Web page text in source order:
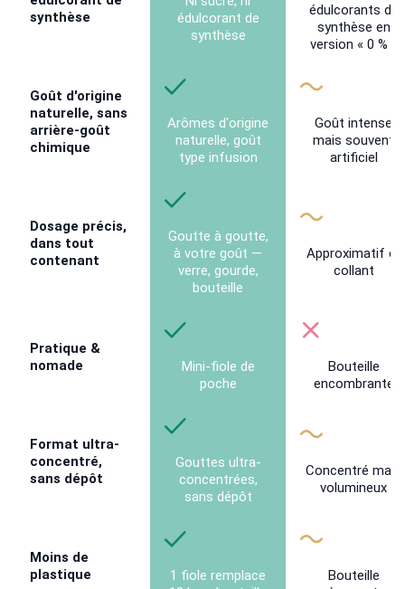
synthèse
édulcorant de
synthèse
édulcorants de
synthèse en
version « 0 % »
Goût d'origine
naturelle, sans
arrière-goût
chimique
Arômes d'origine
naturelle, goût
type infusion
Goût intense
mais souvent
artificiel
Dosage précis,
dans tout
contenant
Goutte à goutte,
à votre goût —
verre, gourde,
bouteille
Approximatif et
collant
Pratique &
nomade
Mini-fiole de
poche
Bouteille
encombrante
Format ultra-
concentré,
sans dépôt
Gouttes ultra-
concentrées,
sans dépôt
Concentré mais
volumineux
Moins de
plastique
1 fiole remplace
Bouteille